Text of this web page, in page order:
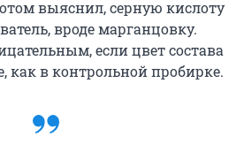
выяснил, серную кислоту
вроде марганцовку.
если цвет состава
как в контрольной пробирке.